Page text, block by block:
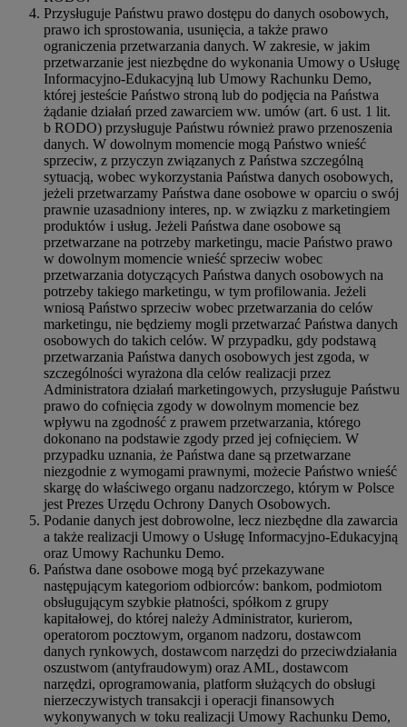
Przysługuje Państwu prawo dostępu do danych osobowych,
prawo ich sprostowania, usunięcia, a także prawo
ograniczenia przetwarzania danych. W zakresie, w jakim
przetwarzanie jest niezbędne do wykonania Umowy o Usługę
Informacyjno-Edukacyjną lub Umowy Rachunku Demo,
której jesteście Państwo stroną lub do podjęcia na Państwa
żądanie działań przed zawarciem ww. umów (art. 6 ust. 1 lit.
b RODO) przysługuje Państwu również prawo przenoszenia
danych. W dowolnym momencie mogą Państwo wnieść
sprzeciw, z przyczyn związanych z Państwa szczególną
sytuacją, wobec wykorzystania Państwa danych osobowych,
jeżeli przetwarzamy Państwa dane osobowe w oparciu o swój
prawnie uzasadniony interes, np. w związku z marketingiem
produktów i usług. Jeżeli Państwa dane osobowe są
przetwarzane na potrzeby marketingu, macie Państwo prawo
w dowolnym momencie wnieść sprzeciw wobec
przetwarzania dotyczących Państwa danych osobowych na
potrzeby takiego marketingu, w tym profilowania. Jeżeli
wniosą Państwo sprzeciw wobec przetwarzania do celów
marketingu, nie będziemy mogli przetwarzać Państwa danych
osobowych do takich celów. W przypadku, gdy podstawą
przetwarzania Państwa danych osobowych jest zgoda, w
szczególności wyrażona dla celów realizacji przez
Administratora działań marketingowych, przysługuje Państwu
prawo do cofnięcia zgody w dowolnym momencie bez
wpływu na zgodność z prawem przetwarzania, którego
dokonano na podstawie zgody przed jej cofnięciem. W
przypadku uznania, że Państwa dane są przetwarzane
niezgodnie z wymogami prawnymi, możecie Państwo wnieść
skargę do właściwego organu nadzorczego, którym w Polsce
jest Prezes Urzędu Ochrony Danych Osobowych.
Podanie danych jest dobrowolne, lecz niezbędne dla zawarcia
a także realizacji Umowy o Usługę Informacyjno-Edukacyjną
oraz Umowy Rachunku Demo.
Państwa dane osobowe mogą być przekazywane
następującym kategoriom odbiorców: bankom, podmiotom
obsługującym szybkie płatności, spółkom z grupy
kapitałowej, do której należy Administrator, kurierom,
operatorom pocztowym, organom nadzoru, dostawcom
danych rynkowych, dostawcom narzędzi do przeciwdziałania
oszustwom (antyfraudowym) oraz AML, dostawcom
narzędzi, oprogramowania, platform służących do obsługi
nierzeczywistych transakcji i operacji finansowych
wykonywanych w toku realizacji Umowy Rachunku Demo,